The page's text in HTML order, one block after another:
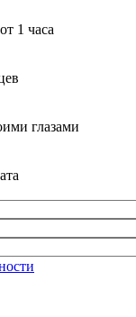
1 часа
глазами
*